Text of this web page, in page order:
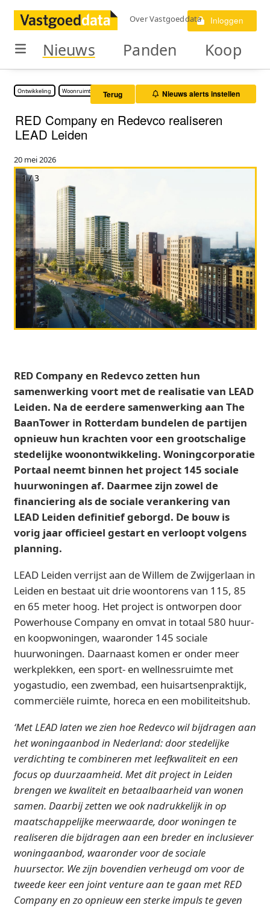
Over Vastgoeddata Inloggen
Nieuws Panden Koop
Ontwikkeling Woonruimte Terug Nieuws alerts instellen
RED Company en Redevco realiseren
LEAD Leiden
20 mei 2026
1 / 3
RED Company en Redevco zetten hun
samenwerking voort met de realisatie van LEAD
Leiden. Na de eerdere samenwerking aan The
BaanTower in Rotterdam bundelen de partijen
opnieuw hun krachten voor een grootschalige
stedelijke woonontwikkeling. Woningcorporatie
Portaal neemt binnen het project 145 sociale
huurwoningen af. Daarmee zijn zowel de
financiering als de sociale verankering van
LEAD Leiden definitief geborgd. De bouw is
vorig jaar officieel gestart en verloopt volgens
planning.
LEAD Leiden verrijst aan de Willem de Zwijgerlaan in
Leiden en bestaat uit drie woontorens van 115, 85
en 65 meter hoog. Het project is ontworpen door
Powerhouse Company en omvat in totaal 580 huur-
en koopwoningen, waaronder 145 sociale
huurwoningen. Daarnaast komen er onder meer
werkplekken, een sport- en wellnessruimte met
yogastudio, een zwembad, een huisartsenpraktijk,
commerciële ruimte, horeca en een mobiliteitshub.
‘Met LEAD laten we zien hoe Redevco wil bijdragen aan
het woningaanbod in Nederland: door stedelijke
verdichting te combineren met leefkwaliteit en een
focus op duurzaamheid. Met dit project in Leiden
brengen we kwaliteit en betaalbaarheid van wonen
samen. Daarbij zetten we ook nadrukkelijk in op
maatschappelijke meerwaarde, door woningen te
realiseren die bijdragen aan een breder en inclusiever
woningaanbod, waaronder voor de sociale
huursector. We zijn bovendien verheugd om voor de
tweede keer een joint venture aan te gaan met RED
Company en zo opnieuw een sterke impuls te geven